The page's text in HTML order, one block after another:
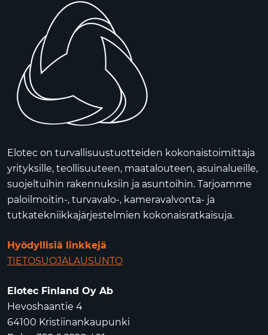
Elotec on turvallisuustuotteiden kokonaistoimittaja
yrityksille, teollisuuteen, maatalouteen, asuinalueille,
suojeltuihin rakennuksiin ja asuntoihin. Tarjoamme
paloilmoitin-, turvavalo-, kameravalvonta- ja
tutkatekniikkajärjestelmien kokonaisratkaisuja.
Hyödyllisiä linkkejä
TIETOSUOJALAUSUNTO
Elotec Finland Oy Ab
Hevoshaantie 4
64100 Kristiinankaupunki